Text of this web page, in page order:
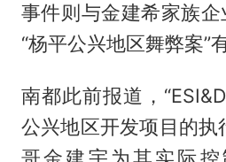
事件则与金建希家族企
“杨平公兴地区舞弊案”
南都此前报道，
公兴地区开发项目的执